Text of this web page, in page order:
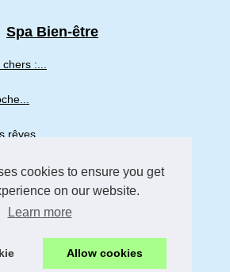
cookies to ensure you get
on our website.
Learn more
Allow cookies
Spa Bien-être
chers :...
rêves...
sport